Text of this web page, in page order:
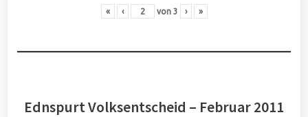
« ‹ von 3 › »
Ednspurt Volksentscheid – Februar 2011